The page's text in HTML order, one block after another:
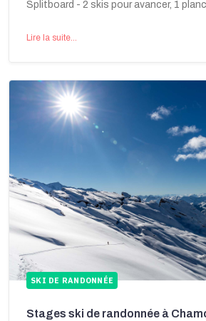
Splitboard - 2 skis pour avancer, 1
Lire la suite...
SKI DE RANDONNÉE
Stages ski de randonnée à